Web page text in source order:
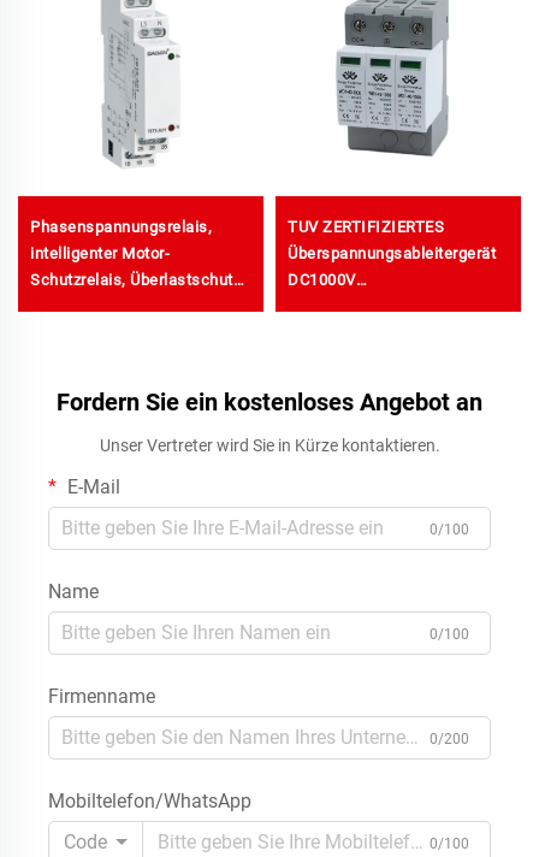
Phasenspannungsrelais,
intelligenter Motor-
Schutzrelais, Überlastschutz
TUV ZERTIFIZIERTES
Überspannungsableitergerät
DC1000V
Fordern Sie ein kostenloses Angebot an
Unser Vertreter wird Sie in Kürze kontaktieren.
E-Mail
0/100
Name
0/100
Firmenname
0/200
Mobiltelefon/WhatsApp
Code
0/100